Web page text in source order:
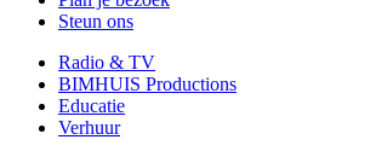
Steun ons
Radio & TV
BIMHUIS Productions
Educatie
Verhuur